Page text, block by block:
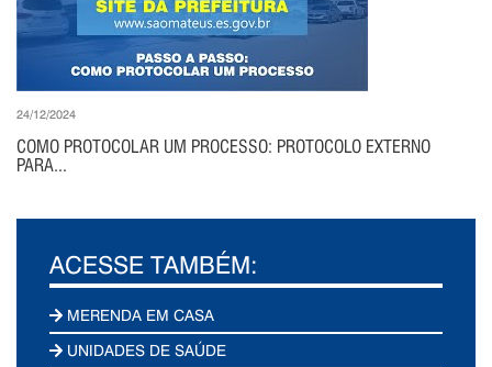
24/12/2024
COMO PROTOCOLAR UM PROCESSO: PROTOCOLO EXTERNO
PARA...
ACESSE TAMBÉM:
MERENDA EM CASA
UNIDADES DE SAÚDE